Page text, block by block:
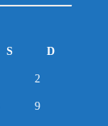
S D
2
9